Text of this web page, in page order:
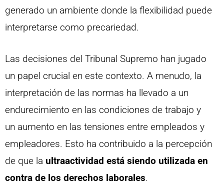
generado un ambiente donde la flexibilidad puede
interpretarse como precariedad.
Las decisiones del Tribunal Supremo han jugado
un papel crucial en este contexto. A menudo, la
interpretación de las normas ha llevado a un
endurecimiento en las condiciones de trabajo y
un aumento en las tensiones entre empleados y
empleadores. Esto ha contribuido a la percepción
de que la ultraactividad está siendo utilizada en
contra de los derechos laborales.